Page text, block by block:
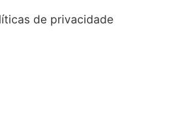
de privacidade